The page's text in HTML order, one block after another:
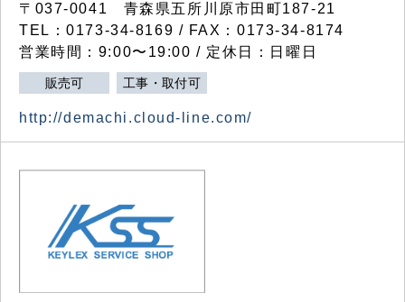
〒037-0041 青森県五所川原市田町187-21
TEL：0173-34-8169 / FAX：0173-34-8174
営業時間：9:00〜19:00 / 定休日：日曜日
販売可 工事・取付可
http://demachi.cloud-line.com/